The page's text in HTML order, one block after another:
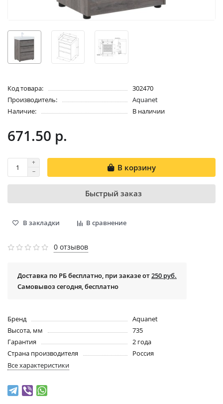
Код товара:
302470
Производитель:
Aquanet
Наличие:
В наличии
671.50 р.
В корзину
Быстрый заказ
В закладки В сравнение
0 отзывов
Доставка по РБ бесплатно, при заказе от250 руб.
Самовывоз сегодня, бесплатно
Бренд
Aquanet
Высота, мм
735
Гарантия
2 года
Страна производителя
Россия
Все характеристики